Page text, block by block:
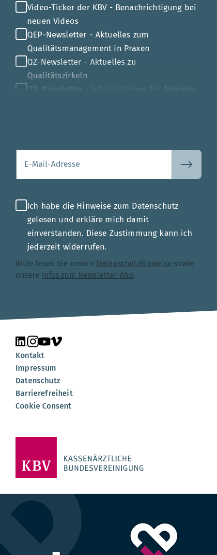
Video-Ticker der KBV - Benachrichtigung bei
neuen Videos
QEP-Newsletter - Aktuelles zum
Qualitätsmanagement in Praxen
QZ-Newsletter - Aktuelles zu
Qualitätszirkeln
ITA-Newsletter - Informationen für Anbieter
Ich habe die Hinweise zum Datenschutz
gelesen und erkläre mich damit
einverstanden. Diese Zustimmung kann ich
jederzeit widerrufen.
Bitte lesen Sie unsere Datenschutzhinweise sowie
unsere Infos zum Newsletter-Abo.
Unsere Seite auf LinkedIn
Unsere Seite auf Instagram
Unsere Seite auf YouTube
Unsere Seite auf Vimeo
Kontakt
Impressum
Datenschutz
Barrierefreiheit
Cookie Consent